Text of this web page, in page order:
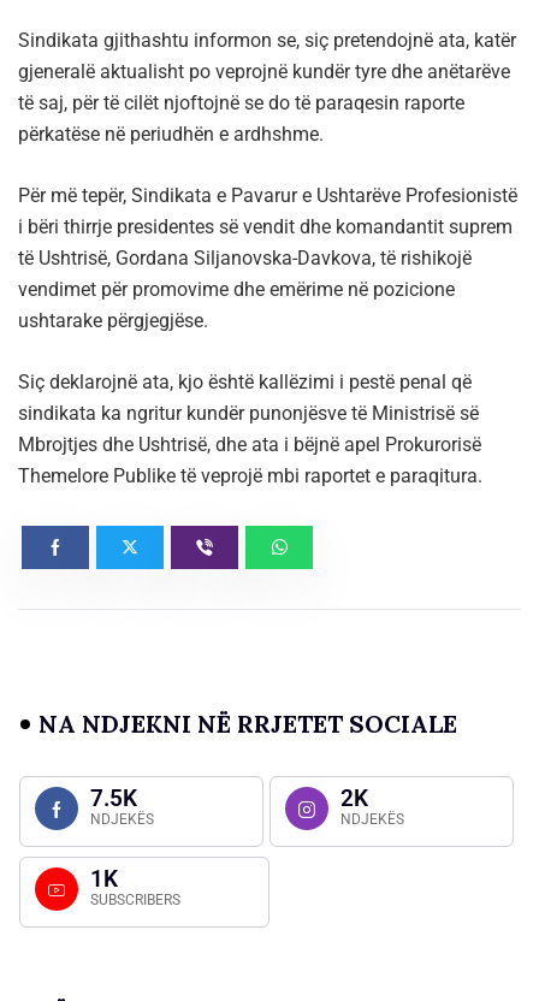
Sindikata gjithashtu informon se, siç pretendojnë ata, katër
gjeneralë aktualisht po veprojnë kundër tyre dhe anëtarëve
të saj, për të cilët njoftojnë se do të paraqesin raporte
përkatëse në periudhën e ardhshme.
Për më tepër, Sindikata e Pavarur e Ushtarëve Profesionistë
i bëri thirrje presidentes së vendit dhe komandantit suprem
të Ushtrisë, Gordana Siljanovska-Davkova, të rishikojë
vendimet për promovime dhe emërime në pozicione
ushtarake përgjegjëse.
Siç deklarojnë ata, kjo është kallëzimi i pestë penal që
sindikata ka ngritur kundër punonjësve të Ministrisë së
Mbrojtjes dhe Ushtrisë, dhe ata i bëjnë apel Prokurorisë
Themelore Publike të veprojë mbi raportet e paraqitura.
NA NDJEKNI NË RRJETET SOCIALE
7.5K
NDJEKËS
2K
NDJEKËS
1K
SUBSCRIBERS